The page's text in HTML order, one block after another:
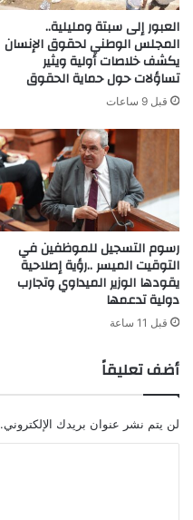
العبور إلى سبتة ومليلية..
المجلس الوطني لحقوق الإنسان
يكشف خلاصات أولية ويثير
تساؤلات حول حماية الحقوق
قبل 9 ساعات
رسوم التسجيل للموظفين في
التوقيت الميسر ..رؤية إصلاحية
يقودها الوزير الميداوي وتجارب
دولية تدعمها
قبل 11 ساعة
أضف تعليقاً
لن يتم نشر عنوان بريدك الإلكتروني.